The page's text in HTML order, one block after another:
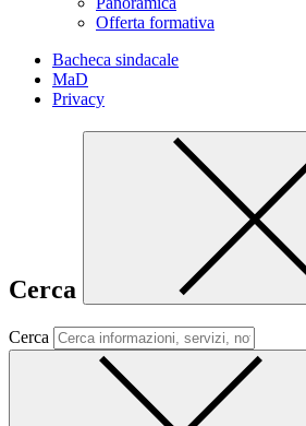
Offerta formativa
Bacheca sindacale
MaD
Privacy
Cerca
Cerca